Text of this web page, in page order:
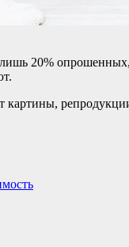
20%
картины,